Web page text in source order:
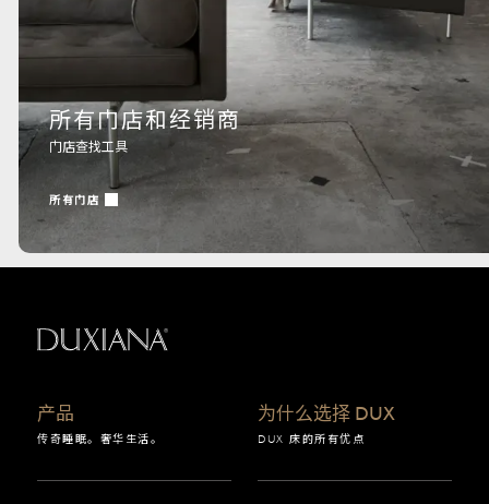
所有门店和经销商
门店查找工具
所有门店
产品
传奇睡眠。奢华生活。
为什么选择 DUX
DUX 床的所有优点